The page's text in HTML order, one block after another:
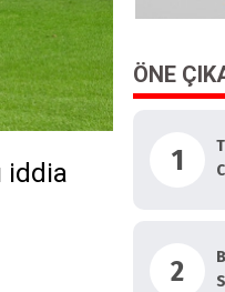
iddia
ÖNE
1
2